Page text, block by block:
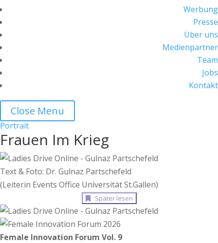
Werbung
Presse
Über uns
Medienpartner
Team
Jobs
Kontakt
Close Menu
Portrait
Frauen Im Krieg
Text & Foto: Dr. Gulnaz Partschefeld
(Leiterin Events Office Universität St.Gallen)
Später lesen
Female Innovation Forum Vol. 9